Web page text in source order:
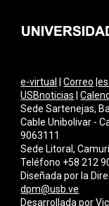
e-virtual |Correo |
USBnoticias |
Sede Sartenejas,
Cable Unibolivar -
9063111
Sede Litoral,
Teléfono +58 212
Diseñada por la
dpm@usb.ve
Desarrollada por